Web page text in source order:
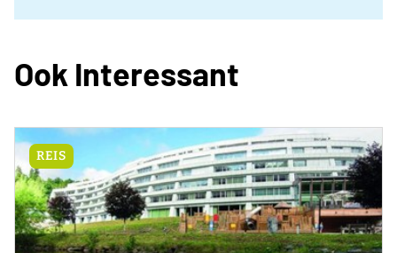
Ook Interessant
REIS